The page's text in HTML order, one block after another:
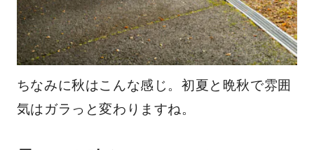
ちなみに秋はこんな感じ。初夏と晩秋で雰囲
気はガラっと変わりますね。